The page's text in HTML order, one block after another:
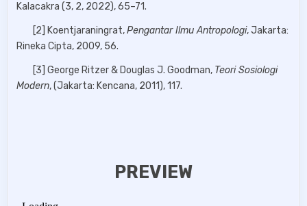
Kalacakra (3, 2, 2022), 65–71.
[2] Koentjaraningrat,Pengantar Ilmu Antropologi, Jakarta:
Rineka Cipta, 2009, 56.
[3] George Ritzer & Douglas J. Goodman, Teori Sosiologi
Modern, (Jakarta: Kencana, 2011), 117.
PREVIEW